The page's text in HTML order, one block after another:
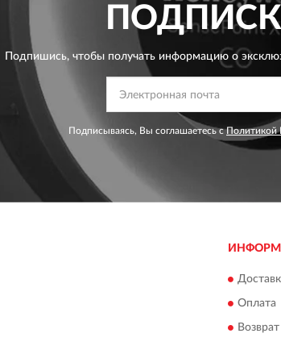
Подпишись, чтобы получать информацию о
Подписываясь, Вы соглашаетесь сПолитикой
Оплата